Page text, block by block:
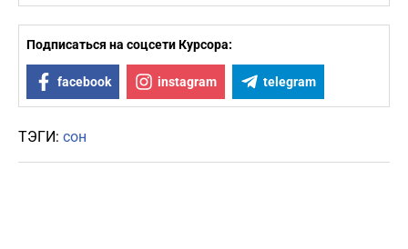
Подписаться на соцсети Курсора:
facebook instagram telegram
ТЭГИ: сон